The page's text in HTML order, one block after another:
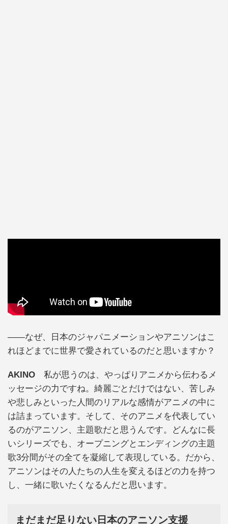
――なぜ、日本のジャパニメーションやアニソンはこ
れほどまでに世界で愛されているのだと思いますか？
AKINO 私が思うのは、やっぱりアニメから伝わるメ
ッセージの力ですね。綺麗ごとだけではない、苦しみ
や悲しみといった人間のリアルな感情がアニメの中に
は詰まっています。そして、そのアニメを代表してい
るのがアニソン、主題歌だと思うんです。どんなに長
いシリーズでも、オープニングとエンディングの主題
歌3分間がその全てを凝縮して表現している。だから、
アニソンはその人たちの人生を変えるほどの力を持つ
し、一緒に歌いたくなるんだと思います。
まだまだ足りない日本のアニソン支援